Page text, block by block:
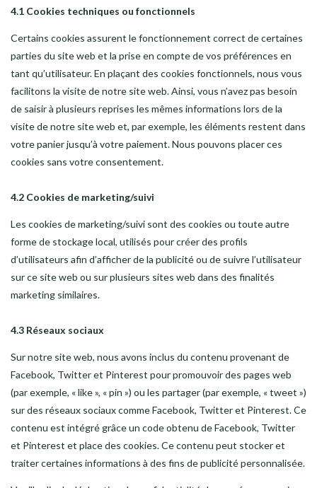
4.1 Cookies techniques ou fonctionnels
Certains cookies assurent le fonctionnement correct de certaines
parties du site web et la prise en compte de vos préférences en
tant qu’utilisateur. En plaçant des cookies fonctionnels, nous vous
facilitons la visite de notre site web. Ainsi, vous n’avez pas besoin
de saisir à plusieurs reprises les mêmes informations lors de la
visite de notre site web et, par exemple, les éléments restent dans
votre panier jusqu’à votre paiement. Nous pouvons placer ces
cookies sans votre consentement.
4.2 Cookies de marketing/suivi
Les cookies de marketing/suivi sont des cookies ou toute autre
forme de stockage local, utilisés pour créer des profils
d’utilisateurs afin d’afficher de la publicité ou de suivre l’utilisateur
sur ce site web ou sur plusieurs sites web dans des finalités
marketing similaires.
4.3 Réseaux sociaux
Sur notre site web, nous avons inclus du contenu provenant de
Facebook, Twitter et Pinterest pour promouvoir des pages web
(par exemple, « like », « pin ») ou les partager (par exemple, « tweet »)
sur des réseaux sociaux comme Facebook, Twitter et Pinterest. Ce
contenu est intégré grâce un code obtenu de Facebook, Twitter
et Pinterest et place des cookies. Ce contenu peut stocker et
traiter certaines informations à des fins de publicité personnalisée.